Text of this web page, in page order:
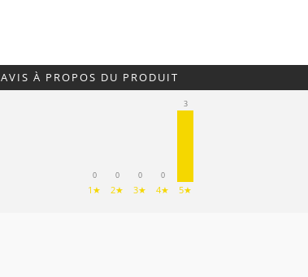
AVIS À PROPOS DU PRODUIT
0
1★
0
2★
0
3★
0
4★
3
5★